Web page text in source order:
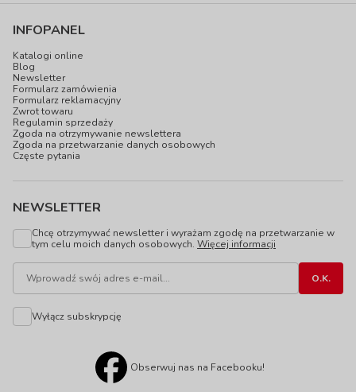
INFOPANEL
Katalogi online
Blog
Newsletter
Formularz zamówienia
Formularz reklamacyjny
Zwrot towaru
Regulamin sprzedaży
Zgoda na otrzymywanie newslettera
Zgoda na przetwarzanie danych osobowych
Częste pytania
NEWSLETTER
Chcę otrzymywać newsletter i wyrażam zgodę na przetwarzanie w
tym celu moich danych osobowych. Więcej informacji
Wyłącz subskrypcję
Obserwuj nas na Facebooku!